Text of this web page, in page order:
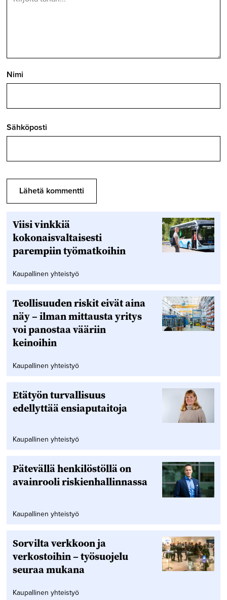
Nimi
Sähköposti
Viisi vinkkiä
kokonaisvaltaisesti
parempiin työmatkoihin
Kaupallinen yhteistyö
Teollisuuden riskit eivät aina
näy – ilman mittausta yritys
voi panostaa vääriin
keinoihin
Kaupallinen yhteistyö
Etätyön turvallisuus
edellyttää ensiaputaitoja
Kaupallinen yhteistyö
Pätevällä henkilöstöllä on
avainrooli riskienhallinnassa
Kaupallinen yhteistyö
Sorvilta verkkoon ja
verkostoihin – työsuojelu
seuraa mukana
Kaupallinen yhteistyö